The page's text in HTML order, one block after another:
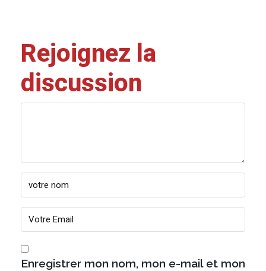
Rejoignez la
discussion
Enregistrer mon nom, mon e-mail et mon